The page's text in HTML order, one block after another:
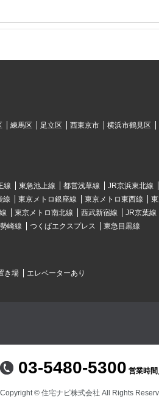
練馬区 足立区 西東京市 横浜市鶴見区
線 東急池上線 都営浅草線 JR京浜東北線
線 東京メトロ銀座線 東京メトロ東西線
東京メトロ南北線 西武新宿線 JR京葉線
崎線 つくばエクスプレス 東急目黒線
き場 エレベーターあり
03-5480-5300 営業時
Copyright © 住宅ナビ株式会社 All Rights